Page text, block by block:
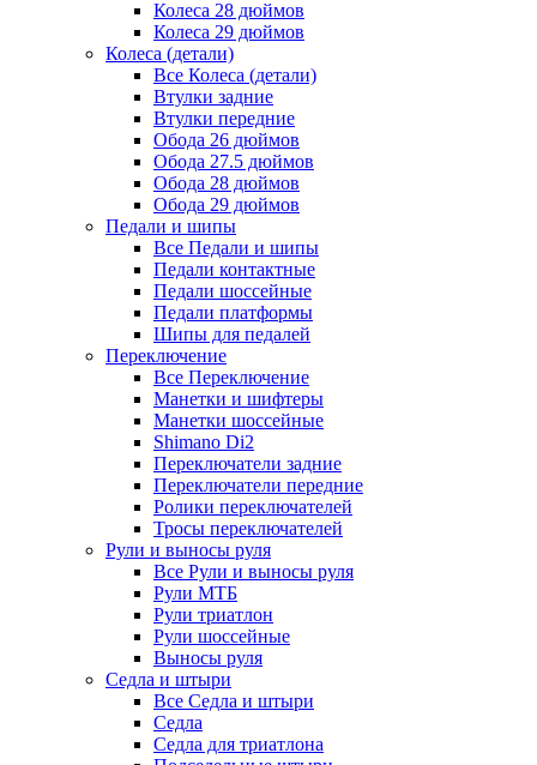
Колеса 28 дюймов
Колеса 29 дюймов
Колеса (детали)
Все Колеса (детали)
Втулки задние
Втулки передние
Обода 26 дюймов
Обода 27.5 дюймов
Обода 28 дюймов
Обода 29 дюймов
Педали и шипы
Все Педали и шипы
Педали контактные
Педали шоссейные
Педали платформы
Шипы для педалей
Переключение
Все Переключение
Манетки и шифтеры
Манетки шоссейные
Shimano Di2
Переключатели задние
Переключатели передние
Ролики переключателей
Тросы переключателей
Рули и выносы руля
Все Рули и выносы руля
Рули МТБ
Рули триатлон
Рули шоссейные
Выносы руля
Седла и штыри
Все Седла и штыри
Седла
Седла для триатлона